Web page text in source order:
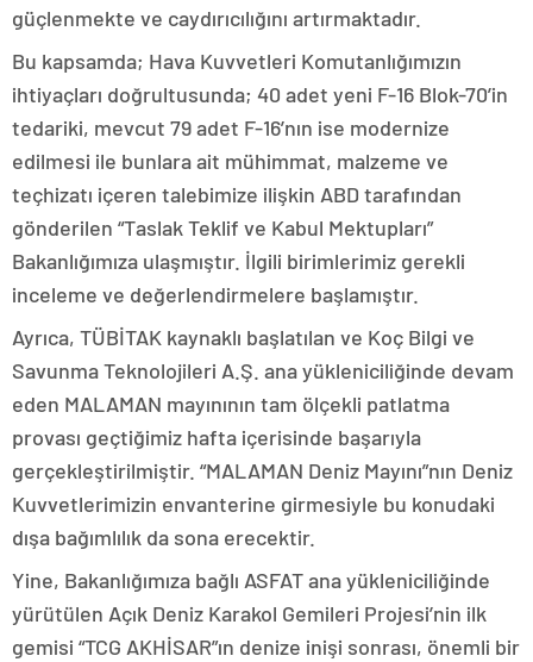
güçlenmekte ve caydırıcılığını artırmaktadır.
Bu kapsamda; Hava Kuvvetleri Komutanlığımızın
ihtiyaçları doğrultusunda; 40 adet yeni F-16 Blok-70’in
tedariki, mevcut 79 adet F-16’nın ise modernize
edilmesi ile bunlara ait mühimmat, malzeme ve
teçhizatı içeren talebimize ilişkin ABD tarafından
gönderilen “Taslak Teklif ve Kabul Mektupları”
Bakanlığımıza ulaşmıştır. İlgili birimlerimiz gerekli
inceleme ve değerlendirmelere başlamıştır.
Ayrıca, TÜBİTAK kaynaklı başlatılan ve Koç Bilgi ve
Savunma Teknolojileri A.Ş. ana yükleniciliğinde devam
eden MALAMAN mayınının tam ölçekli patlatma
provası geçtiğimiz hafta içerisinde başarıyla
gerçekleştirilmiştir. “MALAMAN Deniz Mayını”nın Deniz
Kuvvetlerimizin envanterine girmesiyle bu konudaki
dışa bağımlılık da sona erecektir.
Yine, Bakanlığımıza bağlı ASFAT ana yükleniciliğinde
yürütülen Açık Deniz Karakol Gemileri Projesi’nin ilk
gemisi “TCG AKHİSAR”ın denize inişi sonrası, önemli bir